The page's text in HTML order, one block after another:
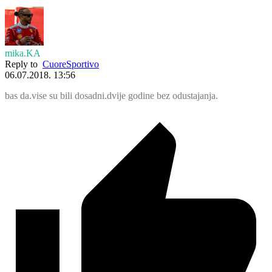
mika.KA
Reply to CuoreSportivo
06.07.2018. 13:56
bas da.vise su bili dosadni.dvije godine bez odustajanja.